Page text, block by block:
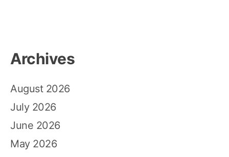
Archives
August 2026
July 2026
June 2026
May 2026